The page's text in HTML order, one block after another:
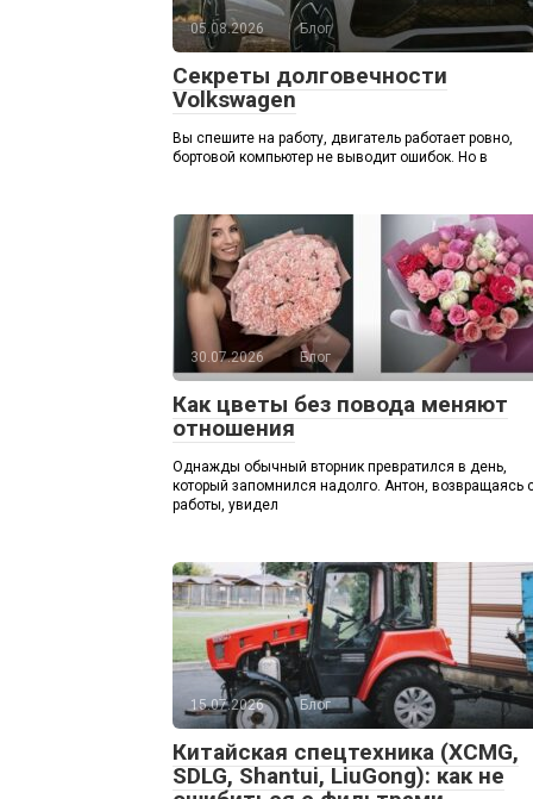
05.08.2026 Блог
Секреты долговечности
Volkswagen
Вы спешите на работу, двигатель работает ровно,
бортовой компьютер не выводит ошибок. Но в
30.07.2026 Блог
Как цветы без повода меняют
отношения
Однажды обычный вторник превратился в день,
который запомнился надолго. Антон, возвращаясь
работы, увидел
15.07.2026 Блог
Китайская спецтехника (XCMG,
SDLG, Shantui, LiuGong): как не